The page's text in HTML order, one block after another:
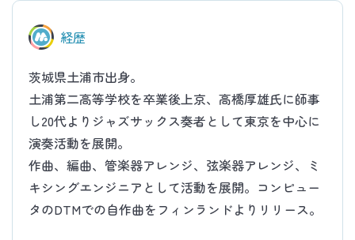
経歴
茨城県土浦市出身。
土浦第二高等学校を卒業後上京、高橋厚雄氏に師事
し20代よりジャズサックス奏者として東京を中心に
演奏活動を展開。
作曲、編曲、管楽器アレンジ、弦楽器アレンジ、ミ
キシングエンジニアとして活動を展開。コンピュー
タのDTMでの自作曲をフィンランドよりリリース。